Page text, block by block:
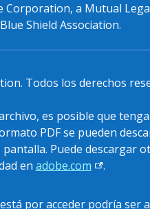
a Mutual
Shield Association.
Todos los derechos
es posible que
PDF se pueden
Puede descargar
en adobe.com .
por acceder podría